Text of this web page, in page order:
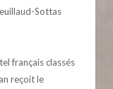
Sottas
français classés
reçoit le